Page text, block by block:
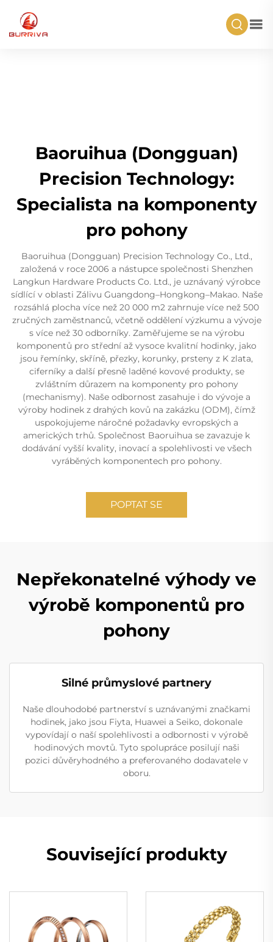
Baoruihua (Dongguan)
Precision Technology:
Specialista na komponenty
pro pohony
Baoruihua (Dongguan) Precision Technology Co., Ltd.,
založená v roce 2006 a nástupce společnosti Shenzhen
Langkun Hardware Products Co. Ltd., je uznávaný výrobce
sídlící v oblasti Zálivu Guangdong–Hongkong–Makao. Naše
rozsáhlá plocha více než 20 000 m2 zahrnuje více než 500
zručných zaměstnanců, včetně oddělení výzkumu a vývoje
s více než 30 odborníky. Zaměřujeme se na výrobu
komponentů pro střední až vysoce kvalitní hodinky, jako
jsou řemínky, skříně, přezky, korunky, prsteny z K zlata,
ciferníky a další přesně laděné kovové produkty, se
zvláštním důrazem na komponenty pro pohony
(mechanismy). Naše odbornost zasahuje i do vývoje a
výroby hodinek z drahých kovů na zakázku (ODM), čímž
uspokojujeme náročné požadavky evropských a
amerických trhů. Společnost Baoruihua se zavazuje k
dodávání vyšší kvality, inovací a spolehlivosti ve všech
vyráběných komponentech pro pohony.
POPTAT SE
Nepřekonatelné výhody ve
výrobě komponentů pro
pohony
Silné průmyslové partnery
Naše dlouhodobé partnerství s uznávanými značkami
hodinek, jako jsou Fiyta, Huawei a Seiko, dokonale
vypovídají o naší spolehlivosti a odbornosti v výrobě
hodinových movtů. Tyto spolupráce posilují naši
pozici důvěryhodného a preferovaného dodavatele v
oboru.
Související produkty